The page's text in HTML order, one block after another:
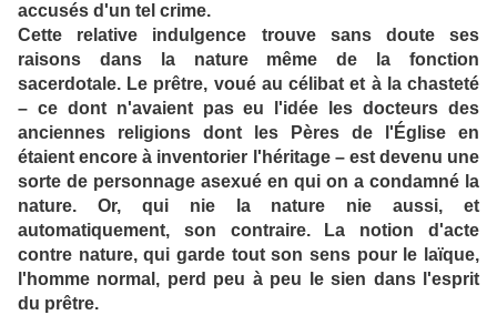
accusés d'un tel crime.
Cette relative indulgence trouve sans doute ses
raisons dans la nature même de la fonction
sacerdotale. Le prêtre, voué au célibat et à la chasteté
– ce dont n'avaient pas eu l'idée les docteurs des
anciennes religions dont les Pères de l'Église en
étaient encore à inventorier l'héritage – est devenu une
sorte de personnage asexué en qui on a condamné la
nature. Or, qui nie la nature nie aussi, et
automatiquement, son contraire. La notion d'acte
contre nature, qui garde tout son sens pour le laïque,
l'homme normal, perd peu à peu le sien dans l'esprit
du prêtre.